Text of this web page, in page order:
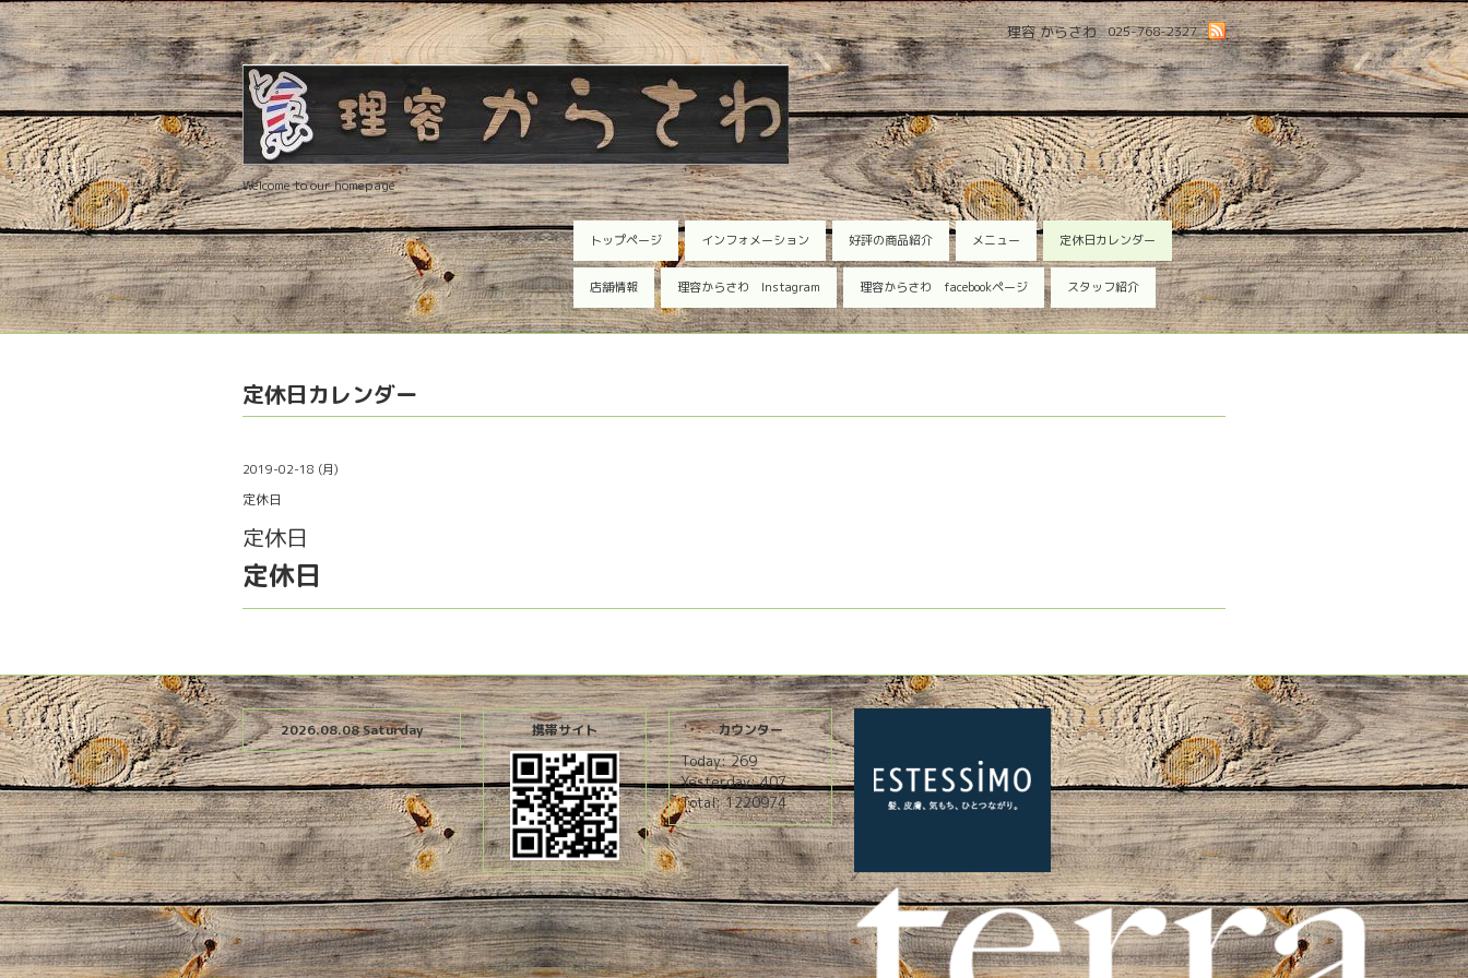
025-768-2327
理容 からさわ
Welcome to our homepage
トップページ インフォメーション 好評の商品紹介 メニュー 定休日カレンダー
店舗情報 理容からさわ Instagram 理容からさわ facebookページ スタッフ紹介
定休日カレンダー
2019-02-18 (月)
定休日
定休日
定休日
2026.08.08 Saturday 携帯サイト カウンター
Today:269
Yesterday:407
Total:1220974